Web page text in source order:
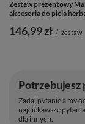
🥣 Jak
4 proste kroki do
Zestaw prezentowy
akcesoria do picia
146,99 zł / zestaw
Potrzebujesz
Zadaj pytanie a my
najciekawsze
dla innych.